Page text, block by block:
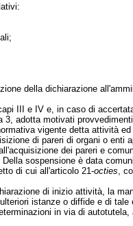
della dichiarazione
III e IV e, in caso di
adotta motivati
vigente detta attività
di pareri di organi o enti
dei pareri e
sospensione è data
di cui all'articolo 21-octies ,
di inizio attività, la
istanze o diffide e di
in via di